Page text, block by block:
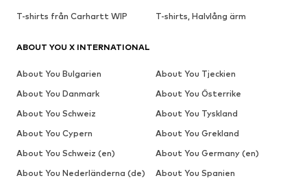
T-shirts från Carhartt WIP T-shirts, Halvlång ärm
ABOUT YOU X INTERNATIONAL
About You Bulgarien
About You Tjeckien
About You Danmark
About You Österrike
About You Schweiz
About You Tyskland
About You Cypern
About You Grekland
About You Schweiz (en)
About You Germany (en)
About You Nederländerna (de)
About You Spanien